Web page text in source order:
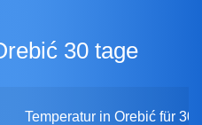
30 tage
Temperatur in Orebić für 30